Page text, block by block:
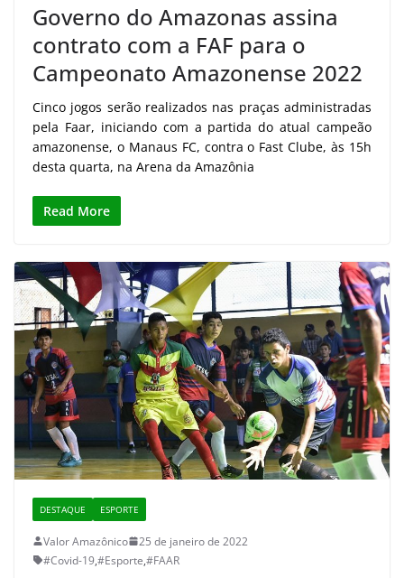
Governo do Amazonas assina
contrato com a FAF para o
Campeonato Amazonense 2022
Cinco jogos serão realizados nas praças administradas
pela Faar, iniciando com a partida do atual campeão
amazonense, o Manaus FC, contra o Fast Clube, às 15h
desta quarta, na Arena da Amazônia
Read More
DESTAQUE ESPORTE
Valor Amazônico
25 de janeiro de 2022
#Covid-19,#Esporte,#FAAR